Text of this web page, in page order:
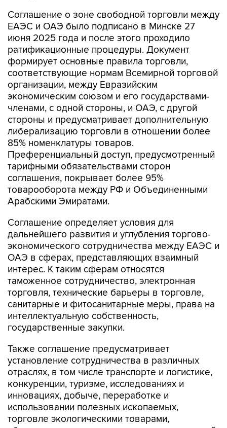
Соглашение о зоне свободной торговли между
ЕАЭС и ОАЭ было подписано в Минске 27
июня 2025 года и после этого проходило
ратификационные процедуры. Документ
формирует основные правила торговли,
соответствующие нормам Всемирной торговой
организации, между Евразийским
экономическим союзом и его государствами-
членами, с одной стороны, и ОАЭ, с другой
стороны и предусматривает дополнительную
либерализацию торговли в отношении более
85% номенклатуры товаров.
Преференциальный доступ, предусмотренный
тарифными обязательствами сторон
соглашения, покрывает более 95%
товарооборота между РФ и Объединенными
Арабскими Эмиратами.
Соглашение определяет условия для
дальнейшего развития и углубления торгово-
экономического сотрудничества между ЕАЭС и
ОАЭ в сферах, представляющих взаимный
интерес. К таким сферам относятся
таможенное сотрудничество, электронная
торговля, технические барьеры в торговле,
санитарные и фитосанитарные меры, права на
интеллектуальную собственность,
государственные закупки.
Также соглашение предусматривает
установление сотрудничества в различных
отраслях, в том числе транспорте и логистике,
конкуренции, туризме, исследованиях и
инновациях, добыче, переработке и
использовании полезных ископаемых,
торговле экологическими товарами,